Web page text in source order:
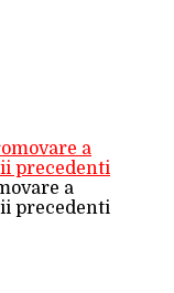
a
precedenti